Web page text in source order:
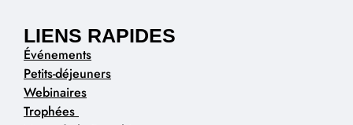
LIENS RAPIDES
Événements
Petits-déjeuners
Webinaires
Trophées